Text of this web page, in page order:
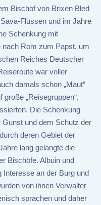
Bischof von Brixen Bled
Flüssen und im Jahre
Schenkung mit
Rom zum Papst, um
Reiches Deutscher
war voller
damals schon „Maut“
große „Reisegruppen“,
Die Schenkung
und dem Schutz der
deren Gebiet der
lang gelangte die
Bischöfe. Albuin und
Interesse an der Burg und
von ihnen Verwalter
sprachen und daher